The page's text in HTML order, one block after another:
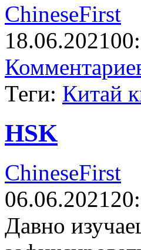
ChineseFirst
18.06.2021
Теги: Китай
HSK
ChineseFirst
06.06.2021
Давно